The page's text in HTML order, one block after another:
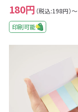
180円 （税込:198円）～
印刷可能